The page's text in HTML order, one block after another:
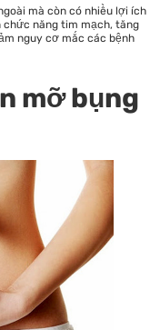
mà còn có nhiều lợi ích
chức năng tim mạch, tăng
nguy cơ mắc các bệnh
mỡ bụng